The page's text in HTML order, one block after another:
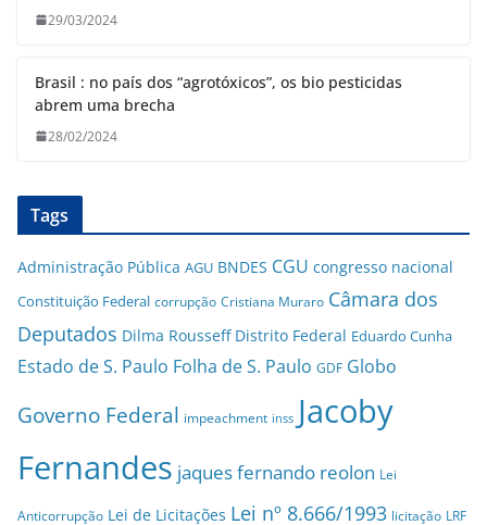
29/03/2024
Brasil : no país dos “agrotóxicos”, os bio pesticidas
abrem uma brecha
28/02/2024
Tags
Administração Pública AGU BNDES CGU congresso nacional
Constituição Federal corrupção Cristiana Muraro Câmara dos
Deputados Dilma Rousseff Distrito Federal Eduardo Cunha
Estado de S. Paulo Folha de S. Paulo GDF Globo
Governo Federal impeachment inss Jacoby
Fernandes jaques fernando reolon Lei
Anticorrupção Lei de Licitações Lei nº 8.666/1993 licitação LRF